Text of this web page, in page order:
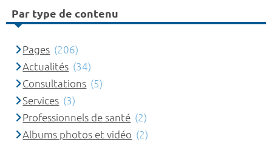
Par type de contenu
Pages (206)
Actualités (34)
Consultations (5)
Services (3)
Professionnels de santé (2)
Albums photos et vidéo (2)